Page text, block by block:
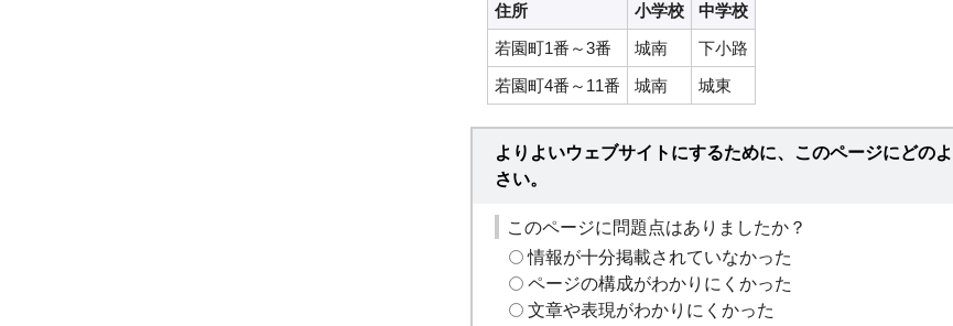
住所 小学校
中学校
若園町1番～3番
城南
下小路
若園町4番～11番
城南 城東
よりよいウェブサイトにするために、このページにどの
さい。
このページに問題点はありましたか？
情報が十分掲載されていなかった
ページの構成がわかりにくかった
文章や表現がわかりにくかった